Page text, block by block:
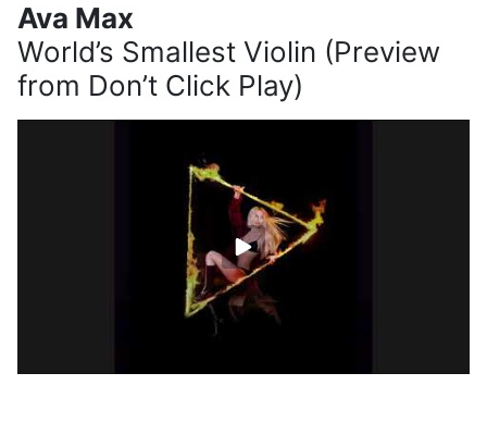
Ava Max
World’s Smallest Violin (Preview
from Don’t Click Play)